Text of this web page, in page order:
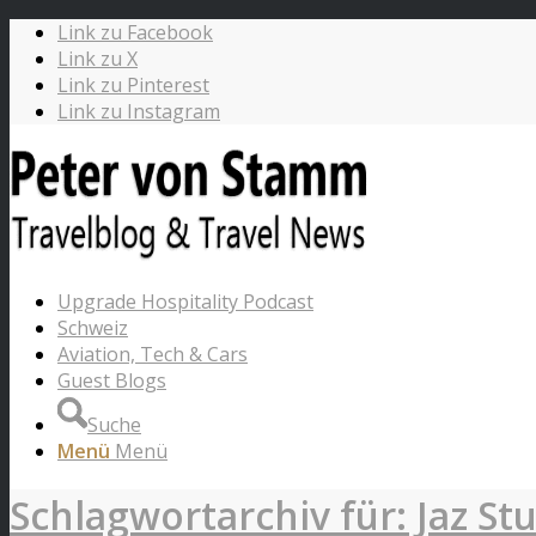
Link zu Facebook
Link zu X
Link zu Pinterest
Link zu Instagram
Upgrade Hospitality Podcast
Schweiz
Aviation, Tech & Cars
Guest Blogs
Suche
Menü Menü
Schlagwortarchiv für: Jaz